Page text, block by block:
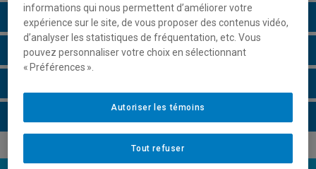
Description du cours
Horaire - Été 2026
informations qui nous permettent d’améliorer votre
expérience sur le site, de vous proposer des contenus vidéo,
d’analyser les statistiques de fréquentation, etc. Vous
pouvez personnaliser votre choix en sélectionnant
« Préférences ».
Tout refuser
Autoriser les témoins